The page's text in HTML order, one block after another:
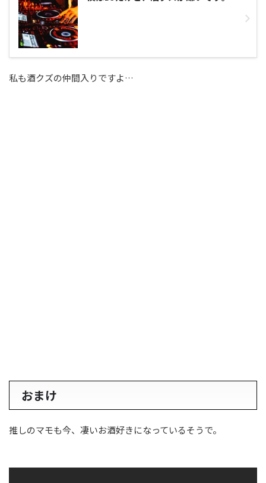
私も酒クズの仲間入りですよ…
おまけ
推しのマモも今、凄いお酒好きになっているそうで。